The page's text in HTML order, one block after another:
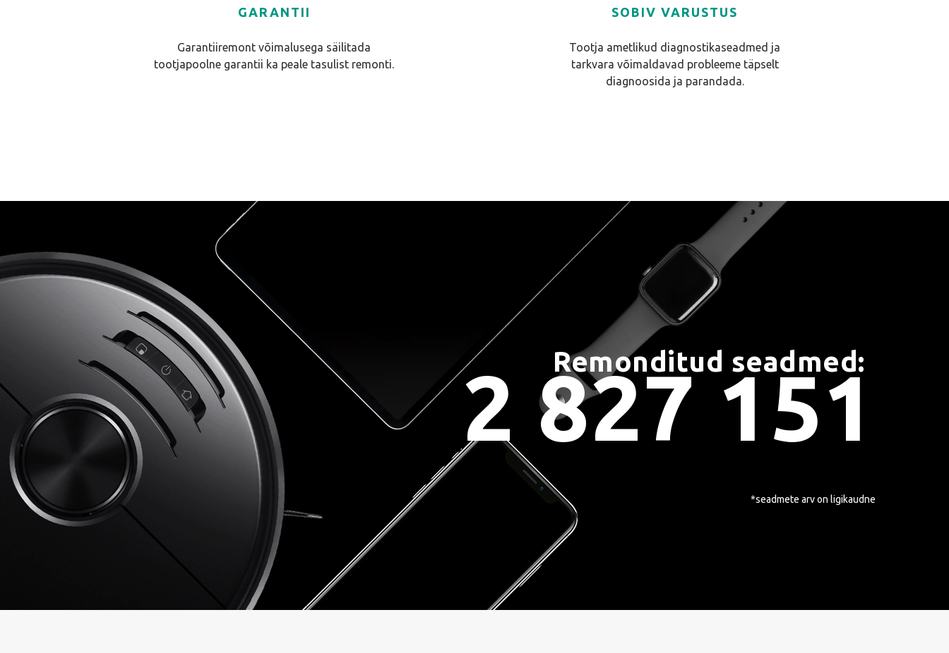
GARANTII
Garantiiremont võimalusega säilitada
tootjapoolne garantii ka peale tasulist remonti.
SOBIV VARUSTUS
Tootja ametlikud diagnostikaseadmed ja
tarkvara võimaldavad probleeme täpselt
diagnoosida ja parandada.
Remonditud seadmed:
2 827 151
*seadmete arv on ligikaudne